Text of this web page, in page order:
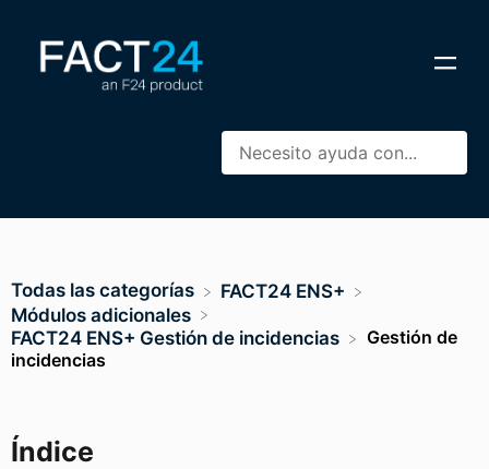
Índice
Todas las categorías
​FACT24 ENS+
​Módulos adicionales
​FACT24 ENS+ Gestión de incidencias
Gestión de
incidencias